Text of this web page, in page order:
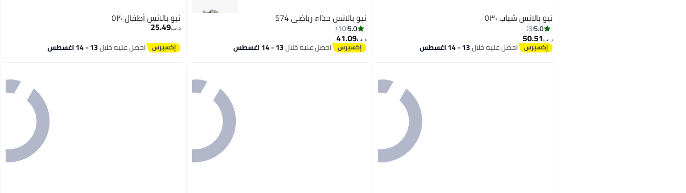
نيو بالانس شباب ٥٣٠
5.0
3
د.ب‏50.51
احصل عليه خلال13 - 14 اغسطس
نيو بالانس حذاء رياضي 574
5.0
10
د.ب‏41.09
احصل عليه خلال13 - 14 اغسطس
نيو بالانس أطفال ٥٢٠
د.ب‏25.49
احصل عليه خلال13 - 14 اغسطس